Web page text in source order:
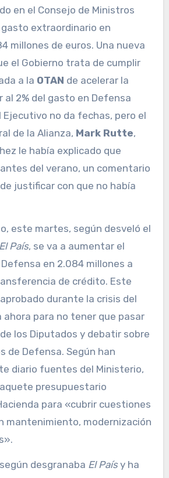
en el Consejo de Ministros
extraordinario en
millones de euros. Una nueva
el Gobierno trata de cumplir
a la OTAN de acelerar la
al 2% del gasto en Defensa
no da fechas, pero el
de la Alianza, Mark Rutte,
le había explicado que
del verano, un comentario
justificar con que no había
este martes, según desveló el
El País, se va a aumentar el
en 2.084 millones a
de crédito. Este
durante la crisis del
ahora para no tener que pasar
los Diputados y debatir sobre
de Defensa. Según han
diario fuentes del Ministerio,
presupuestario
para «cubrir cuestiones
mantenimiento, modernización
desgranaba El Paísy ha